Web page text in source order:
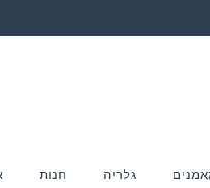
גלריה חנות